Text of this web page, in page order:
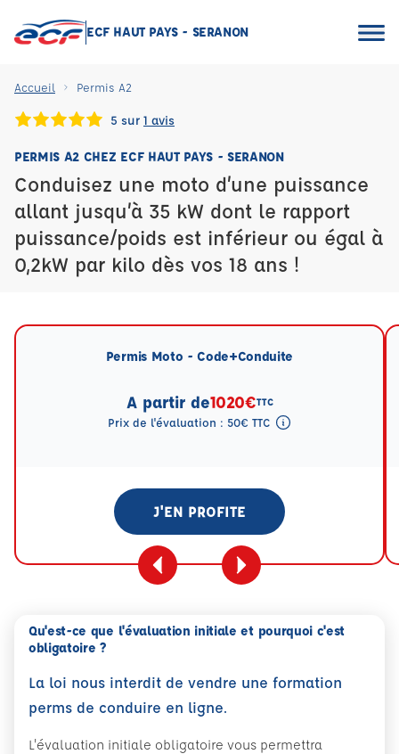
ECF HAUT PAYS - SERANON
Accueil Permis A2
5 sur 1 avis
PERMIS A2 CHEZ ECF HAUT PAYS - SERANON
Conduisez une moto d’une puissance
allant jusqu’à 35 kW dont le rapport
puissance/poids est inférieur ou égal à
0,2kW par kilo dès vos 18 ans !
Permis Moto - Code+Conduite
A partir de1020€TTC
Prix de l'évaluation : 50€ TTC
J'EN PROFITE
Qu'est-ce que l'évaluation initiale et pourquoi c'est
obligatoire ?
La loi nous interdit de vendre une formation
perms de conduire en ligne.
L'évaluation initiale obligatoire vous permettra